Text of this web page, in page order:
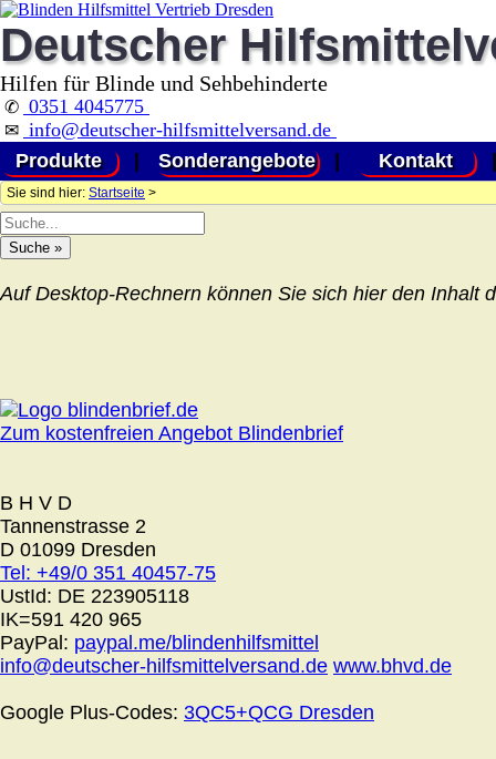
Deutscher
Hilfen für Blinde und Sehbehinderte
✆ 0351 4045775
✉ info@deutscher-hilfsmittelversand.de
Produkte
Sonderangebote Kontakt
Sie sind hier: Startseite >
Auf Desktop-Rechnern können Sie sich hier den Inhalt
Zum kostenfreien Angebot Blindenbrief
B H V D
Tannenstrasse 2
D 01099 Dresden
Tel: +49/0 351 40457-75
UstId: DE 223905118
IK=591 420 965
PayPal: paypal.me/blindenhilfsmittel
info@deutscher-hilfsmittelversand.de www.bhvd.de
Google Plus-Codes: 3QC5+QCG Dresden